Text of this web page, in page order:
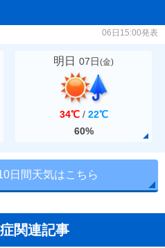
06日15:00発表
明日 07日(金)
34℃ / 22℃
60%
日間天気はこちら
関連記事